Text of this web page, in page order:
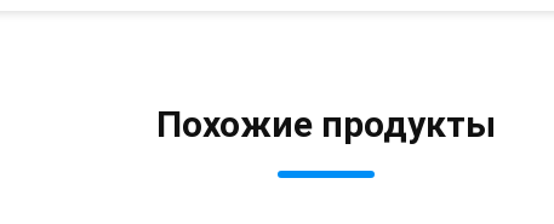
Похожие продукты